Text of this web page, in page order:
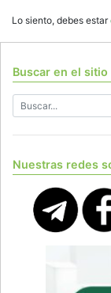
Lo siento, debes estar
Buscar en el sitio
Nuestras redes